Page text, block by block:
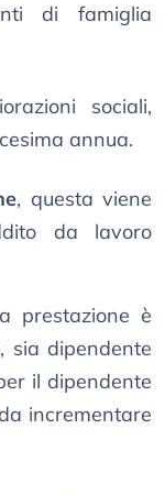
di famiglia
sociali,
annua.
, questa viene
da lavoro
prestazione è
sia dipendente
il dipendente
incrementare